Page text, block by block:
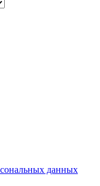
данных